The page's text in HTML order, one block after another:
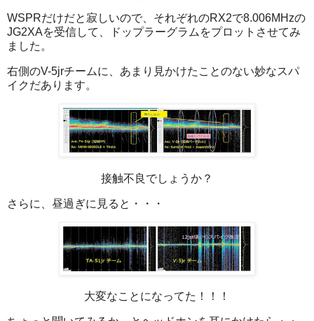
WSPRだけだと寂しいので、それぞれのRX2で8.006MHzの
JG2XAを受信して、ドップラーグラムをプロットさせてみ
ました。
右側のV-5jrチームに、あまり見かけたことのない妙なスパ
イクだあります。
接触不良でしょうか？
さらに、昼過ぎに見ると・・・
大変なことになってた！！！